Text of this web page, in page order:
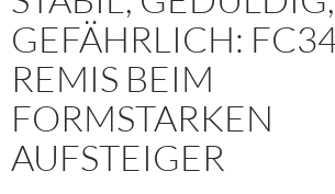
GEFÄHRLICH:
REMIS BEIM
FORMSTARKEN
AUFSTEIGER